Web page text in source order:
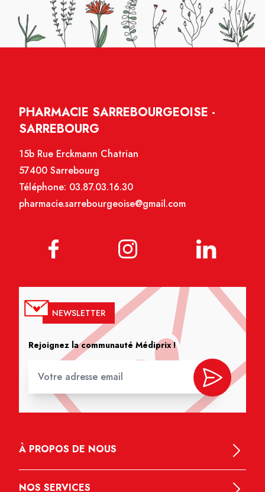
PHARMACIE SARREBOURGEOISE -
SARREBOURG
15b Rue Erckmann Chatrian
57400 Sarrebourg
Téléphone: 03.87.03.16.30
pharmacie.sarrebourgeoise@gmail.com
NEWSLETTER
Rejoignez la communauté Médiprix !
À PROPOS DE NOUS
NOS SERVICES